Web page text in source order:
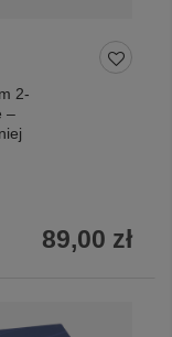
2-
–
89,00 zł